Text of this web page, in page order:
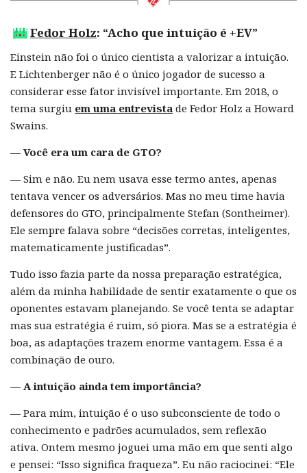
Fedor Holz: “Acho que intuição é +EV”
Einstein não foi o único cientista a valorizar a intuição.
E Lichtenberger não é o único jogador de sucesso a
considerar esse fator invisível importante. Em 2018, o
tema surgiu em uma entrevista de Fedor Holz a Howard
Swains.
— Você era um cara de GTO?
— Sim e não. Eu nem usava esse termo antes, apenas
tentava vencer os adversários. Mas no meu time havia
defensores do GTO, principalmente Stefan (Sontheimer).
Ele sempre falava sobre “decisões corretas, inteligentes,
matematicamente justificadas”.
Tudo isso fazia parte da nossa preparação estratégica,
além da minha habilidade de sentir exatamente o que os
oponentes estavam planejando. Se você tenta se adaptar
mas sua estratégia é ruim, só piora. Mas se a estratégia é
boa, as adaptações trazem enorme vantagem. Essa é a
combinação de ouro.
— A intuição ainda tem importância?
— Para mim, intuição é o uso subconsciente de todo o
conhecimento e padrões acumulados, sem reflexão
ativa. Ontem mesmo joguei uma mão em que senti algo
e pensei: “Isso significa fraqueza”. Eu não raciocinei: “Ele